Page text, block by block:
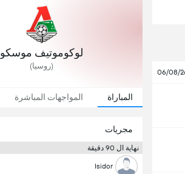
06/08/
لوكوموتيف موسكو
(روسيا)
المباراة المواجهات المباشرة
مجريات
نهاية ال 90 دقيقة
Isidor